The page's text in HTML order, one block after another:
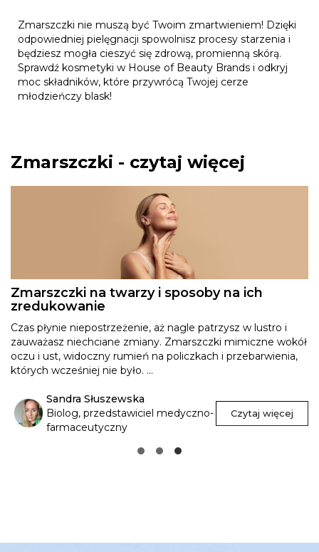
Zmarszczki nie muszą być Twoim zmartwieniem! Dzięki
odpowiedniej pielęgnacji spowolnisz procesy starzenia i
będziesz mogła cieszyć się zdrową, promienną skórą.
Sprawdź kosmetyki w House of Beauty Brands i odkryj
moc składników, które przywrócą Twojej cerze
młodzieńczy blask!
Zmarszczki - czytaj więcej
Zmarszczki na twarzy i sposoby na ich
zredukowanie
Czas płynie niepostrzeżenie, aż nagle patrzysz w lustro i
zauważasz niechciane zmiany. Zmarszczki mimiczne wokół
oczu i ust, widoczny rumień na policzkach i przebarwienia,
których wcześniej nie było. ...
Sandra Słuszewska
Biolog, przedstawiciel medyczno-
farmaceutyczny
Czytaj więcej